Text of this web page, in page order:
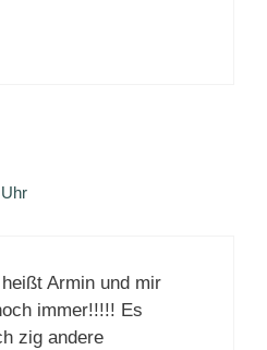
Armin und mir
immer!!!!! Es
zig andere